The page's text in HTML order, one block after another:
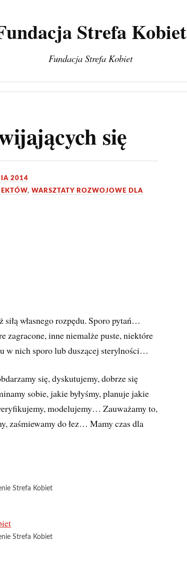
Strefa Kobiet
Fundacja Strefa Kobiet
się
2014
,WARSZTATY ROZWOJOWE DLA
własnego rozpędu. Sporo pytań…
inne niemalże puste, niektóre
w nich sporo lub duszącej sterylności…
się, dyskutujemy, dobrze się
sobie, jakie byłyśmy, planuje jakie
modelujemy… Zauważamy to,
zaśmiewamy do łez… Mamy czas dla
Strefa Kobiet
Strefa Kobiet